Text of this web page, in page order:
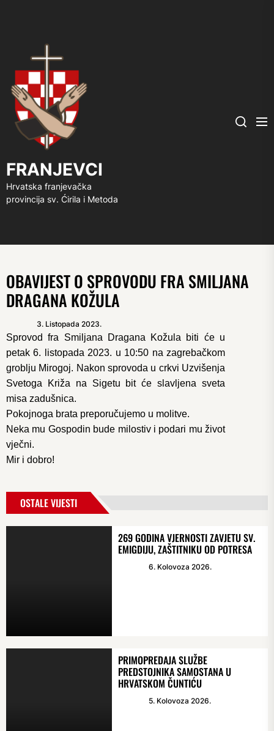
FRANJEVCI
Hrvatska franjevačka
provincija sv. Ćirila i Metoda
Search
OBAVIJEST O SPROVODU FRA SMILJANA
DRAGANA KOŽULA
3. Listopada 2023.
Sprovod fra Smiljana Dragana Kožula biti će u
petak 6. listopada 2023. u 10:50 na zagrebačkom
groblju Mirogoj. Nakon sprovoda u crkvi Uzvišenja
Svetoga Križa na Sigetu bit će slavljena sveta
misa zadušnica.
Pokojnoga brata preporučujemo u molitve.
Neka mu Gospodin bude milostiv i podari mu život
vječni.
Mir i dobro!
OSTALE VIJESTI
269 GODINA VJERNOSTI ZAVJETU SV.
EMIGDIJU, ZAŠTITNIKU OD POTRESA
6. Kolovoza 2026.
PRIMOPREDAJA SLUŽBE
PREDSTOJNIKA SAMOSTANA U
HRVATSKOM ČUNTIĆU
5. Kolovoza 2026.